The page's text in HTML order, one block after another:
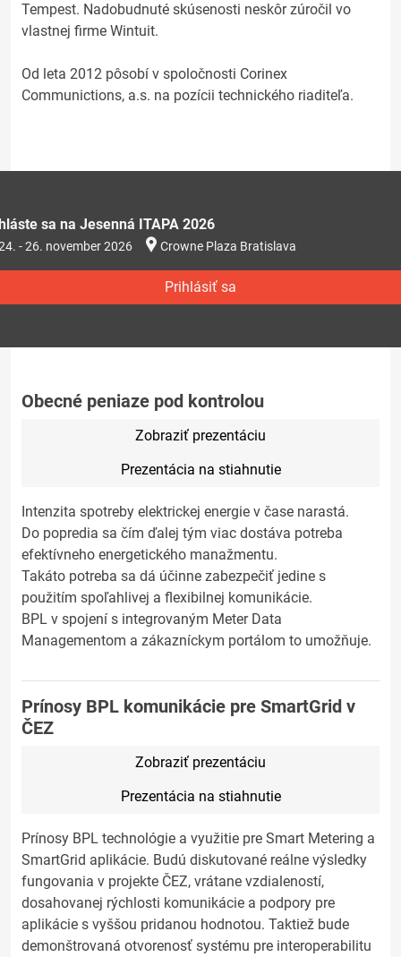
Tempest. Nadobudnuté skúsenosti neskôr zúročil vo
vlastnej firme Wintuit.
Od leta 2012 pôsobí v spoločnosti Corinex
Communictions, a.s. na pozícii technického riaditeľa.
sa na Jesenná ITAPA 2026
- 26. november 2026 Crowne Plaza Bratislava
Prihlásiť sa
Obecné peniaze pod kontrolou
Zobraziť prezentáciu
Prezentácia na stiahnutie
Intenzita spotreby elektrickej energie v čase narastá.
Do popredia sa čím ďalej tým viac dostáva potreba
efektívneho energetického manažmentu.
Takáto potreba sa dá účinne zabezpečiť jedine s
použitím spoľahlivej a flexibilnej komunikácie.
BPL v spojení s integrovaným Meter Data
Managementom a zákazníckym portálom to umožňuje.
Prínosy BPL komunikácie pre SmartGrid v
ČEZ
Zobraziť prezentáciu
Prezentácia na stiahnutie
Prínosy BPL technológie a využitie pre Smart Metering a
SmartGrid aplikácie. Budú diskutované reálne výsledky
fungovania v projekte ČEZ, vrátane vzdialeností,
dosahovanej rýchlosti komunikácie a podpory pre
aplikácie s vyššou pridanou hodnotou. Taktiež bude
demonštrovaná otvorenosť systému pre interoperabilitu